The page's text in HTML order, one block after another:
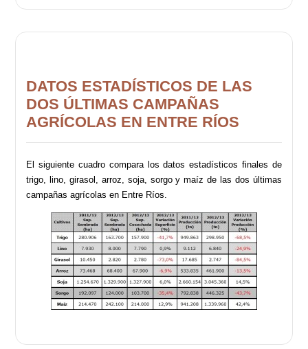
DATOS ESTADÍSTICOS DE LAS
DOS ÚLTIMAS CAMPAÑAS
AGRÍCOLAS EN ENTRE RÍOS
El siguiente cuadro compara los datos estadísticos finales de
trigo, lino, girasol, arroz, soja, sorgo y maíz de las dos últimas
campañas agrícolas en Entre Ríos.